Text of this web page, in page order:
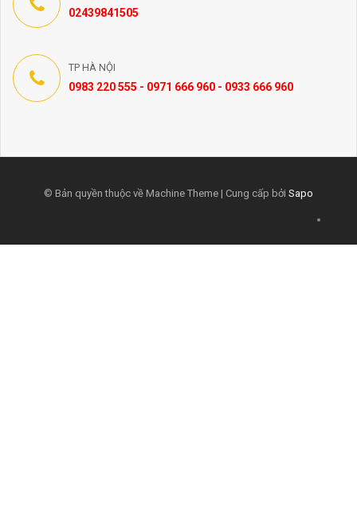
02439841505
TP HÀ NỘI
0983 220 555 - 0971 666 960 - 0933 666 960
© Bản quyền thuộc về Machine Theme | Cung cấp bởi Sapo